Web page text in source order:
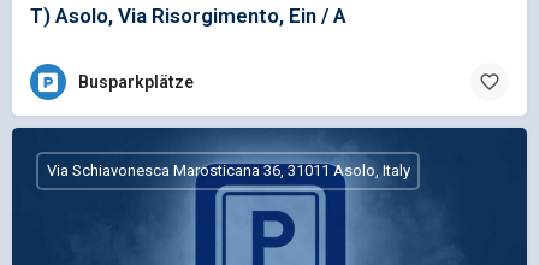
T) Asolo, Via Risorgimento, Ein / A
Busparkplätze
Via Schiavonesca Marosticana 36, 31011 Asolo, Italy